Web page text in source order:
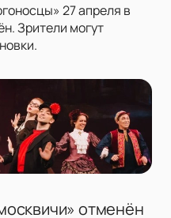
27 апреля в
Зрители могут
отменён